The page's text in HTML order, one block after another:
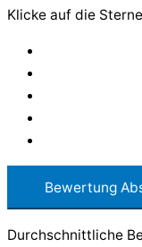
Klicke auf die
Bewertung
Durchschnittliche